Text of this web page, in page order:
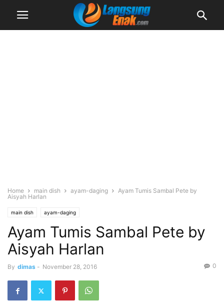
Home main dish ayam-daging
Ayam Tumis Sambal Pete by
Aisyah Harlan
main dish ayam-daging
Ayam Tumis Sambal Pete by
Aisyah Harlan
By dimas - November 28, 2016 0